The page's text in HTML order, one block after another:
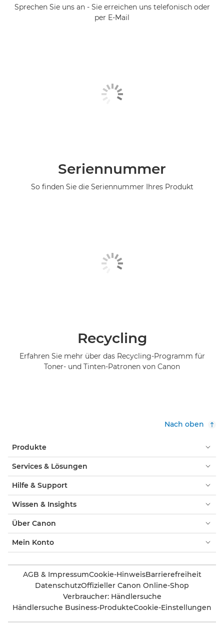
Sprechen Sie uns an - Sie erreichen uns telefonisch oder
per E-Mail
Seriennummer
So finden Sie die Seriennummer Ihres Produkt
Recycling
Erfahren Sie mehr über das Recycling-Programm für
Toner- und Tinten-Patronen von Canon
Nach oben
Produkte
Services & Lösungen
Hilfe & Support
Wissen & Insights
Über Canon
Mein Konto
AGB & ImpressumCookie-HinweisBarrierefreiheit
DatenschutzOffizieller Canon Online-Shop
Verbraucher: Händlersuche
Händlersuche Business-ProdukteCookie-Einstellungen